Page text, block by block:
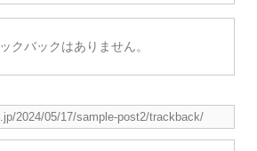
クバックはありません。